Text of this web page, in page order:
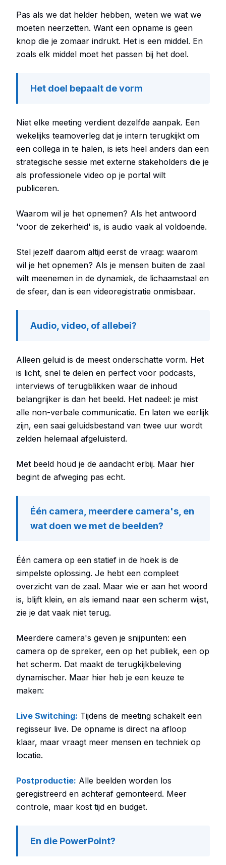
Pas als we dat helder hebben, weten we wat we
moeten neerzetten. Want een opname is geen
knop die je zomaar indrukt. Het is een middel. En
zoals elk middel moet het passen bij het doel.
Het doel bepaalt de vorm
Niet elke meeting verdient dezelfde aanpak. Een
wekelijks teamoverleg dat je intern terugkijkt om
een collega in te halen, is iets heel anders dan een
strategische sessie met externe stakeholders die je
als professionele video op je portal wilt
publiceren.
Waarom wil je het opnemen? Als het antwoord
'voor de zekerheid' is, is audio vaak al voldoende.
Stel jezelf daarom altijd eerst de vraag: waarom
wil je het opnemen? Als je mensen buiten de zaal
wilt meenemen in de dynamiek, de lichaamstaal en
de sfeer, dan is een videoregistratie onmisbaar.
Audio, video, of allebei?
Alleen geluid is de meest onderschatte vorm. Het
is licht, snel te delen en perfect voor podcasts,
interviews of terugblikken waar de inhoud
belangrijker is dan het beeld. Het nadeel: je mist
alle non-verbale communicatie. En laten we eerlijk
zijn, een saai geluidsbestand van twee uur wordt
zelden helemaal afgeluisterd.
Met beeld houd je de aandacht erbij. Maar hier
begint de afweging pas echt.
Één camera, meerdere camera's, en
wat doen we met de beelden?
Één camera op een statief in de hoek is de
simpelste oplossing. Je hebt een compleet
overzicht van de zaal. Maar wie er aan het woord
is, blijft klein, en als iemand naar een scherm wijst,
zie je dat vaak niet terug.
Meerdere camera's geven je snijpunten: een
camera op de spreker, een op het publiek, een op
het scherm. Dat maakt de terugkijkbeleving
dynamischer. Maar hier heb je een keuze te
maken:
Live Switching: Tijdens de meeting schakelt een
regisseur live. De opname is direct na afloop
klaar, maar vraagt meer mensen en techniek op
locatie.
Postproductie: Alle beelden worden los
geregistreerd en achteraf gemonteerd. Meer
controle, maar kost tijd en budget.
En die PowerPoint?